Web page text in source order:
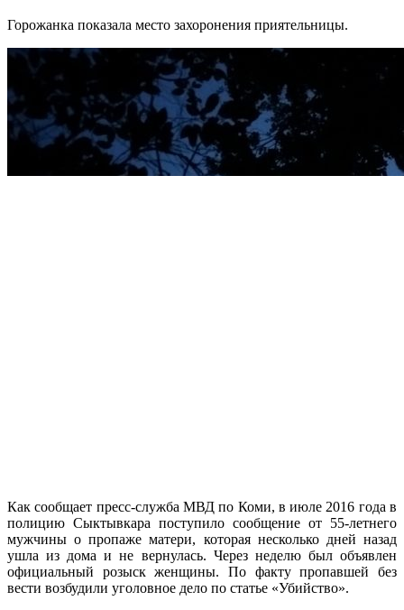
Горожанка показала место захоронения приятельницы.
Как сообщает пресс-служба МВД по Коми, в июле 2016 года в
полицию Сыктывкара поступило сообщение от 55-летнего
мужчины о пропаже матери, которая несколько дней назад
ушла из дома и не вернулась. Через неделю был объявлен
официальный розыск женщины. По факту пропавшей без
вести возбудили уголовное дело по статье «Убийство».